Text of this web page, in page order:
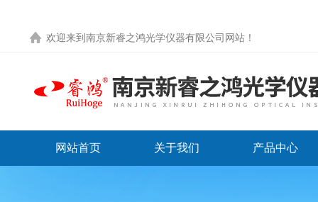
欢迎来到 南京新睿之鸿光学仪器有限公司网站 ！
网站首页 关于我们 产品中心